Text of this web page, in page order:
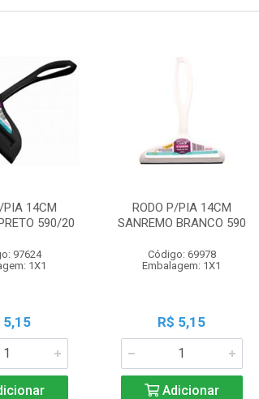
PIA 14CM
590/20
97624
1X1
5,15
RODO P/PIA 14CM
SANREMO BRANCO 590
Código: 69978
Embalagem: 1X1
R$ 5,15
Adicionar